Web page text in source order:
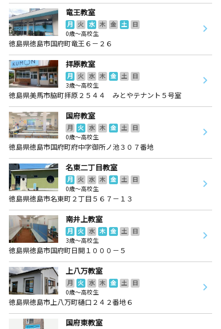
竜王教室
月 火 水 木 金 土
日
0歳～高校生
徳島県徳島市国府町竜王６－２６
拝原教室
月 火 水 木 金 土
日
3歳～高校生
徳島県美馬市脇町拝原２５４４ みとやテナント５号室
国府教室
月 火 水 木 金 土
日
0歳～高校生
徳島県徳島市国府町府中字御所ノ池３０７番地
名東二丁目教室
月 火 水 木 金 土
日
0歳～高校生
徳島県徳島市名東町２丁目５６７－１３
南井上教室
月 火 水 木 金 土
日
3歳～高校生
徳島県徳島市国府町日開１０００－５
上八万教室
月 火 水 木 金 土
日
0歳～高校生
徳島県徳島市上八万町樋口２４２番地６
国府東教室